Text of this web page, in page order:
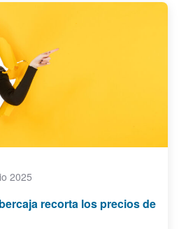
2025
recorta los precios de